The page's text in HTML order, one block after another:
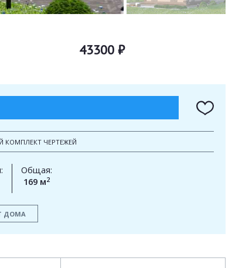
43300 ₽
КОМПЛЕКТ ЧЕРТЕЖЕЙ
Общая:
169 м2
ДОМА